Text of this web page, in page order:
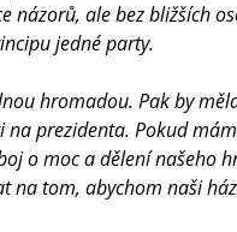
ale bez bližších
jedné party.
hromadou. Pak by
prezidenta. Pokud
o moc a dělení našeho
na tom, abychom naši